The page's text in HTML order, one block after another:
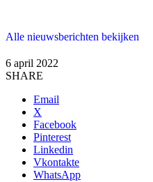
Alle nieuwsberichten bekijken
6 april 2022
SHARE
Email
X
Facebook
Pinterest
Linkedin
Vkontakte
WhatsApp